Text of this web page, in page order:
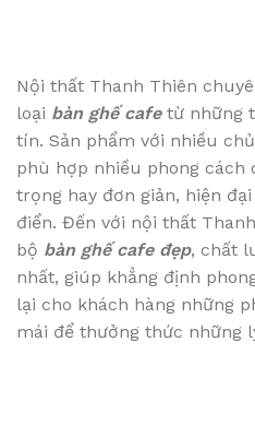
Nội thất Thanh Thiên
loại bàn ghế cafetừ những
tín. Sản phẩm với nhiều
phù hợp nhiều phong cách
trọng hay đơn giản, hiện
điển. Đến với nội thất
bộ bàn ghế cafe đẹp, chất
nhất, giúp khẳng định
lại cho khách hàng những
mái để thưởng thức những